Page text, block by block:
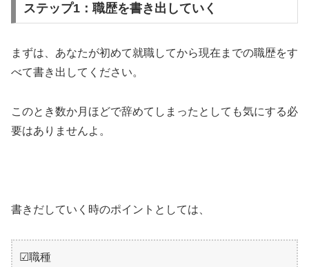
ステップ1：職歴を書き出していく
まずは、あなたが初めて就職してから現在までの職歴をす
べて書き出してください。
このとき数か月ほどで辞めてしまったとしても気にする必
要はありませんよ。
書きだしていく時のポイントとしては、
☑職種